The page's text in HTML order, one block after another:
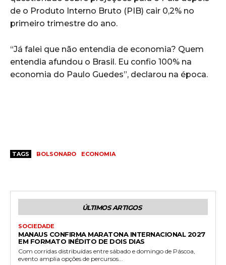
de o Produto Interno Bruto (PIB) cair 0,2% no
primeiro trimestre do ano.
“Já falei que não entendia de economia? Quem
entendia afundou o Brasil. Eu confio 100% na
economia do Paulo Guedes”, declarou na época.
TAGS BOLSONARO ECONOMIA
ÚLTIMOS ARTIGOS
SOCIEDADE
MANAUS CONFIRMA MARATONA INTERNACIONAL 2027
EM FORMATO INÉDITO DE DOIS DIAS
Com corridas distribuídas entre sábado e domingo de Páscoa,
evento amplia opções de percursos...